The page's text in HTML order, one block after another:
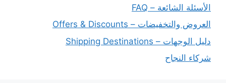
الأسئلة الشائعة – FAQ
العروض والتخفيضات – Offers & Discounts
دليل الوجهات – Shipping Destinations
شركاء النجاح